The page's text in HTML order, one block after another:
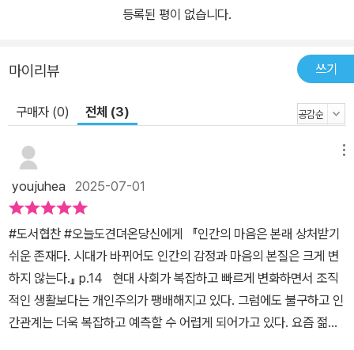
신을 향한 수용으로 이어진다. 그런 점에서 볼 때 정서적으로 지친 M
노동과 심리 상담에 종사하는 전문가들에게도 깊은 울림을 준다. 또
한, 내 마음을 이해하고 싶은 모든 이들에게 “당신은 혼자가 아니며,
누구나 상처를 안고 산다”는 보편적인 위로를 건네며, 지금 필요한 것
은 치유가 아니라 ‘공감의 언어’임을 말한다. "상처는 개인의 문제가
아니라 사회의 문제" 감정을 받아들이는 순간, 회복은 시작된다 《오
늘도 견뎌온 당신에게》는 전문가가 아닌 우리 모두를 위한 책이다. 일
상의 관계에서, 말 한마디에서, 눈빛 하나에서 시작된 상처가 어떻게
마음을 흔들고, 삶의 방향을 바꾸는지, 그리고 그 상처를 어떻게 ‘돌
봄’이라는 태도로 회복할 수 있는지를 보여주기 때문이다. “왜 나는
항상 상처받을까?”, “왜 나만 유난히 약한 걸까?” 이런 질문 앞에 머
뭇거려본 사람이라면, 이 책 속 문장 하나하나가 가슴에 크게 와 닿을
것이다. 그만큼 최고의 임상심리학자로서의 명쾌한 통찰이 누구에게
나 흔들리는 마음을 잠시 머물게 할 따뜻한 공간을 마련해 준다. 지금
등록된 평이 없습니다.
마이리뷰 쓰기
구매자 (0) 전체 (3)
youjuhea 2025-07-01
#도서협찬 #오늘도견뎌온당신에게 『인간의 마음은 본래 상처받기
쉬운 존재다. 시대가 바뀌어도 인간의 감정과 마음의 본질은 크게 변
하지 않는다.』 p.14 현대 사회가 복잡하고 빠르게 변화하면서 조직
적인 생활보다는 개인주의가 팽배해지고 있다. 그럼에도 불구하고 인
간관계는 더욱 복잡하고 예측할 수 어렵게 되어가고 있다. 요즘 젊은